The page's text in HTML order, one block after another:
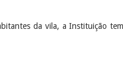
da vila, a Instituição